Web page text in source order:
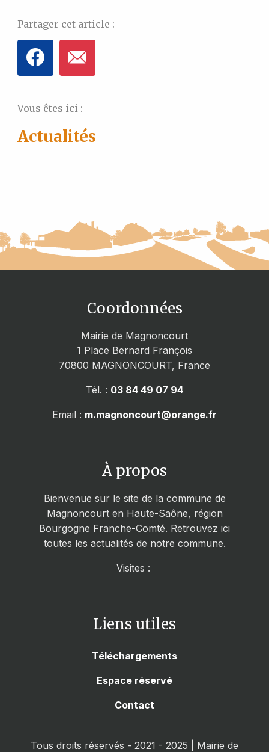
Partager cet article :
Vous êtes ici :
Actualités
Coordonnées
Mairie de Magnoncourt
1 Place Bernard François
70800 MAGNONCOURT, France
Tél. : 03 84 49 07 94
Email : m.magnoncourt@orange.fr
À propos
Bienvenue sur le site de la commune de
Magnoncourt en Haute-Saône, région
Bourgogne Franche-Comté. Retrouvez ici
toutes les actualités de notre commune.
Visites :
Liens utiles
Téléchargements
Espace réservé
Contact
Tous droits réservés - 2021 - 2025 | Mairie de